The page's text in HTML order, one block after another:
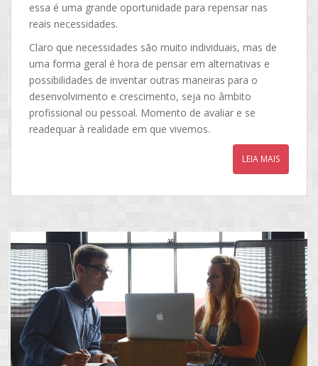
essa é uma grande oportunidade para repensar nas
reais necessidades.
Claro que necessidades são muito individuais, mas de
uma forma geral é hora de pensar em alternativas e
possibilidades de inventar outras maneiras para o
desenvolvimento e crescimento, seja no âmbito
profissional ou pessoal. Momento de avaliar e se
readequar à realidade em que vivemos.
LEIA MAIS